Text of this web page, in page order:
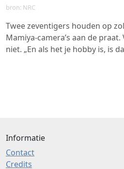
bron: NRC
Twee zeventigers houden op
Mamiya-camera’s aan de
niet. „En als het je hobby is, is
Informatie
Contact
Credits